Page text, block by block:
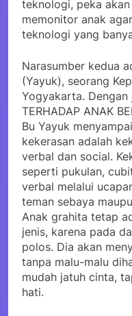
teknologi, peka
memonitor anak
teknologi yang
Narasumber kedua
(Yayuk), seorang
Yogyakarta. Dengan
TERHADAP ANAK
Bu Yayuk
kekerasan adalah
verbal dan social.
seperti pukulan,
verbal melalui
teman sebaya
Anak grahita tetap
jenis, karena pada
polos. Dia akan
tanpa malu-malu
mudah jatuh cinta,
hati.